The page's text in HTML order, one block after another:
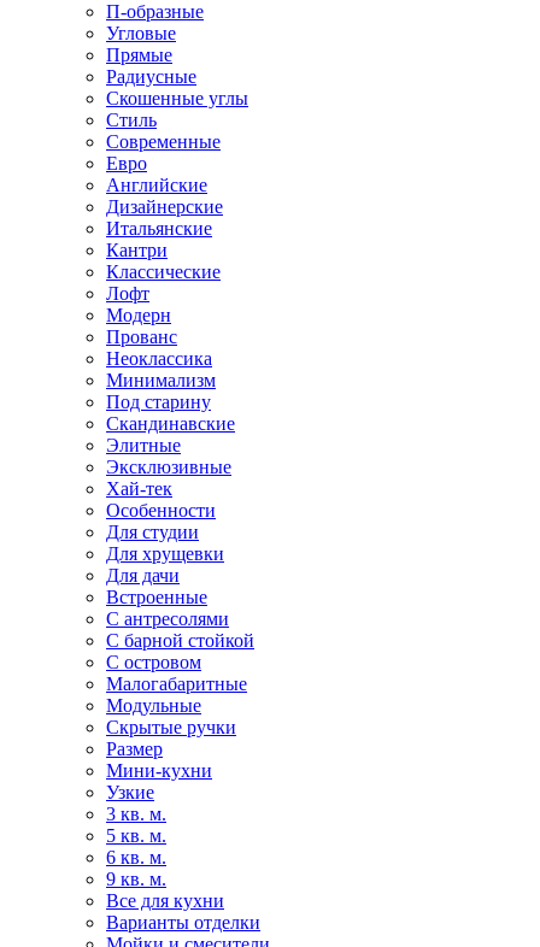
П-образные
Угловые
Прямые
Радиусные
Скошенные углы
Стиль
Современные
Евро
Английские
Дизайнерские
Итальянские
Кантри
Классические
Лофт
Модерн
Прованс
Неоклассика
Минимализм
Под старину
Скандинавские
Элитные
Эксклюзивные
Хай-тек
Особенности
Для студии
Для хрущевки
Для дачи
Встроенные
С антресолями
С барной стойкой
С островом
Малогабаритные
Модульные
Скрытые ручки
Размер
Мини-кухни
Узкие
3 кв. м.
5 кв. м.
6 кв. м.
9 кв. м.
Все для кухни
Варианты отделки